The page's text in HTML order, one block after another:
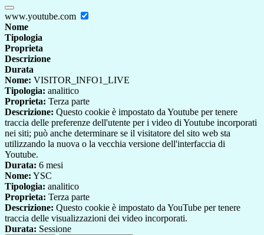
www.youtube.com
Nome
Tipologia
Proprieta
Descrizione
Durata
Nome: VISITOR_INFO1_LIVE
Tipologia: analitico
Proprieta: Terza parte
Descrizione: Questo cookie è impostato da Youtube per tenere
traccia delle preferenze dell'utente per i video di Youtube incorporati
nei siti; può anche determinare se il visitatore del sito web sta
utilizzando la nuova o la vecchia versione dell'interfaccia di
Youtube.
Durata: 6 mesi
Nome: YSC
Tipologia: analitico
Proprieta: Terza parte
Descrizione: Questo cookie è impostato da YouTube per tenere
traccia delle visualizzazioni dei video incorporati.
Durata: Sessione